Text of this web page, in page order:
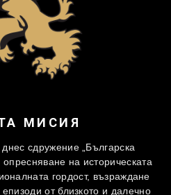
МИСИЯ
сдружение „Българска
на историческата
гордост, възраждане
от близкото и далечно